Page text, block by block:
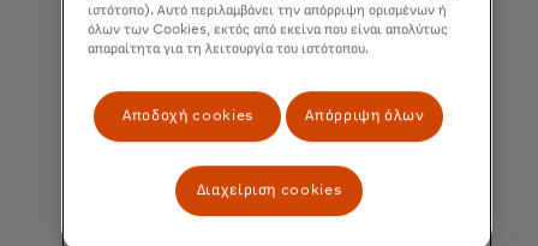
ιστότοπο). Αυτό περιλαμβάνει την απόρριψη ορισμένων ή
όλων των Cookies, εκτός από εκείνα που είναι απολύτως
απαραίτητα για τη λειτουργία του ιστότοπου.
Αποδοχή cookies Απόρριψη όλων
Διαχείριση cookies